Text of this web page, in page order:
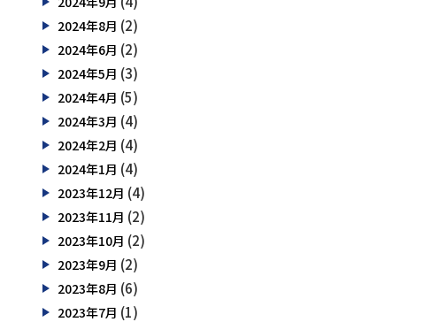
2024年8月 (2)
2024年6月 (2)
2024年5月 (3)
2024年4月 (5)
2024年3月 (4)
2024年2月 (4)
2024年1月 (4)
2023年12月 (4)
2023年11月 (2)
2023年10月 (2)
2023年9月 (2)
2023年8月 (6)
2023年7月 (1)